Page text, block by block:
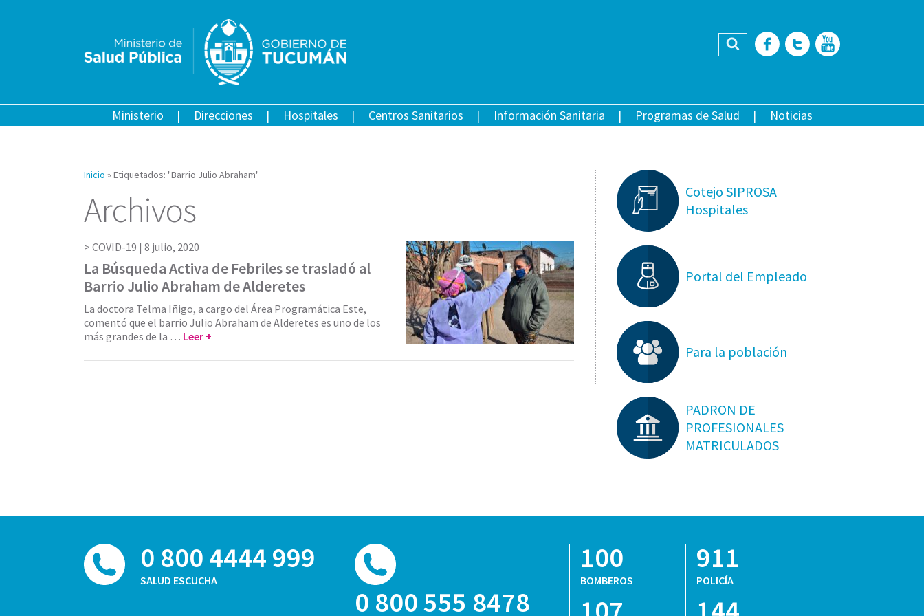
Buscar Facebook
Twitter
Ministerio Direcciones Hospitales Centros Sanitarios Información Sanitaria Programas de Salud Noticias
Inicio » Etiquetados: "Barrio Julio Abraham"
Archivos
COVID-19 | 8 julio, 2020
La Búsqueda Activa de Febriles se trasladó al
Barrio Julio Abraham de Alderetes
La doctora Telma Iñigo, a cargo del Área Programática Este,
comentó que el barrio Julio Abraham de Alderetes es uno de los
más grandes de la … Leer +
Cotejo SIPROSA
Hospitales
Portal del Empleado
Para la población
PADRON DE
PROFESIONALES
MATRICULADOS
0 800 4444 999
SALUD ESCUCHA
0 800 555 8478
100
BOMBEROS
911
POLICÍA